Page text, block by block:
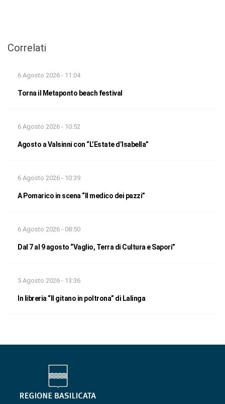
Correlati
6 Agosto 2026 - 11:04
Torna il Metaponto beach festival
6 Agosto 2026 - 10:52
Agosto a Valsinni con “L’Estate d’Isabella”
6 Agosto 2026 - 10:39
A Pomarico in scena “Il medico dei pazzi”
6 Agosto 2026 - 08:50
Dal 7 al 9 agosto “Vaglio, Terra di Cultura e Sapori”
5 Agosto 2026 - 13:36
In libreria “Il gitano in poltrona” di Lalinga